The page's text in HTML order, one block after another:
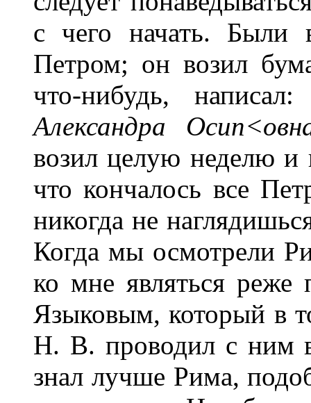
с чего начать. Были
Петром; он возил
что-нибудь,
Александра
возил целую неделю и
что кончалось все
никогда не
Когда мы осмотрели
ко мне являться
Языковым, который в
Н. В. проводил с ним
знал лучше Рима,